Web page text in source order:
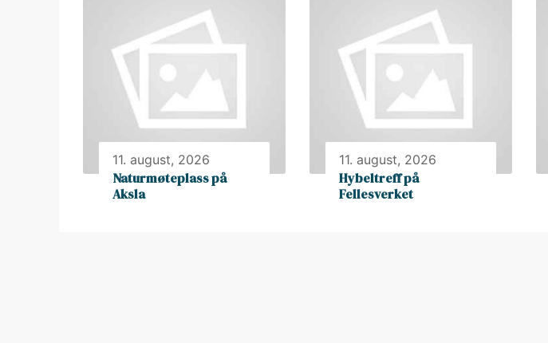
11. august, 2026
Naturmøteplass på
Aksla
11. august, 2026
Hybeltreff på
Fellesverket